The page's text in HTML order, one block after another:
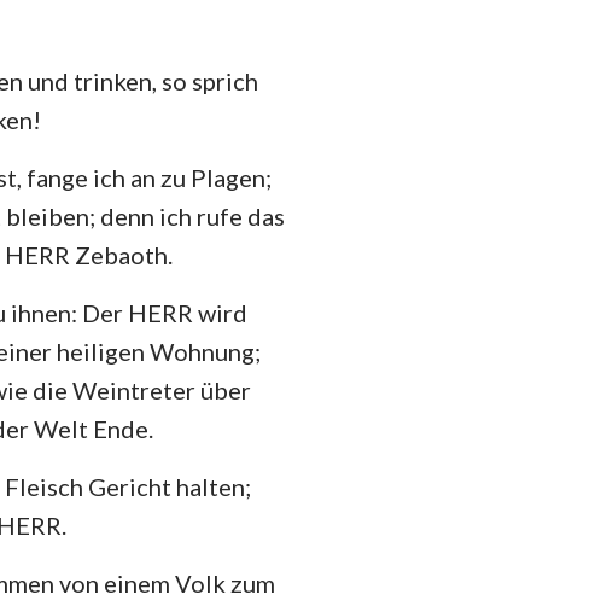
und trinken, so sprich
fange ich an zu Plagen;
denn ich rufe das
Zebaoth.
Der HERR wird
heiligen Wohnung;
die Weintreter über
Welt Ende.
Gericht halten;
von einem Volk zum